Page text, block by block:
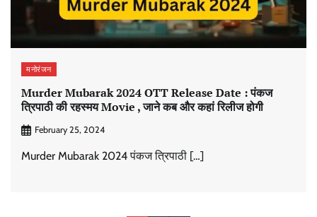
मनोरंजन
Murder Mubarak 2024 OTT Release Date : पंकज
त्रिपाठी की रहस्मय Movie , जाने कब और कहां रिलीज होगी
February 25, 2024
Murder Mubarak 2024 पंकज त्रिपाठी […]